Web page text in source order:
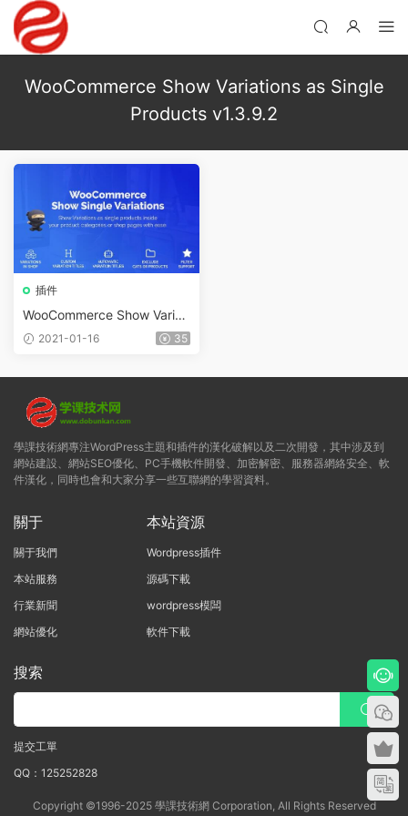
WooCommerce Show Variations as Single
Products v1.3.9.2
插件
WooCommerce Show Variati
ons as Single Products v1.3.
2021-01-16 35
學課技術網專注WordPress主題和插件的漢化破解以及二次開發，其中涉及到
網站建設、網站SEO優化、PC手機軟件開發、加密解密、服務器網絡安全、軟
件漢化，同時也會和大家分享一些互聯網的學習資料。
關于
關于我們
本站服務
行業新聞
網站優化
本站資源
Wordpress插件
源碼下載
wordpress模闆
軟件下載
搜索
提交工單
QQ：125252828
Copyright ©1996-2025 學課技術網 Corporation, All Rights Reserved